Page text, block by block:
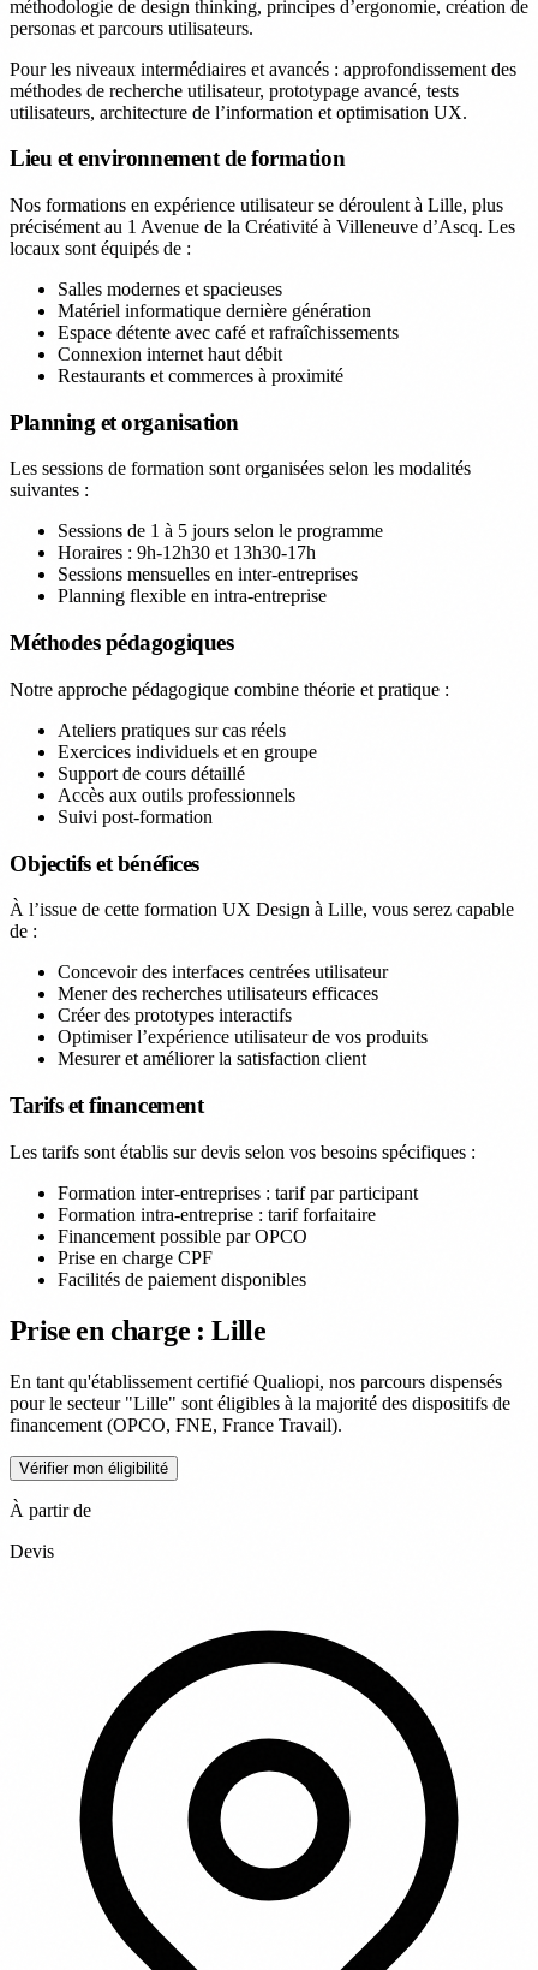
méthodologie de design thinking, principes d’ergonomie, création de
personas et parcours utilisateurs.
Pour les niveaux intermédiaires et avancés : approfondissement des
méthodes de recherche utilisateur, prototypage avancé, tests
utilisateurs, architecture de l’information et optimisation UX.
Lieu et environnement de formation
Nos formations en expérience utilisateur se déroulent à Lille, plus
précisément au 1 Avenue de la Créativité à Villeneuve d’Ascq. Les
locaux sont équipés de :
Salles modernes et spacieuses
Matériel informatique dernière génération
Espace détente avec café et rafraîchissements
Connexion internet haut débit
Restaurants et commerces à proximité
Planning et organisation
Les sessions de formation sont organisées selon les modalités
suivantes :
Sessions de 1 à 5 jours selon le programme
Horaires : 9h-12h30 et 13h30-17h
Sessions mensuelles en inter-entreprises
Planning flexible en intra-entreprise
Méthodes pédagogiques
Notre approche pédagogique combine théorie et pratique :
Ateliers pratiques sur cas réels
Exercices individuels et en groupe
Support de cours détaillé
Accès aux outils professionnels
Suivi post-formation
Objectifs et bénéfices
À l’issue de cette formation UX Design à Lille, vous serez capable
de :
Concevoir des interfaces centrées utilisateur
Mener des recherches utilisateurs efficaces
Créer des prototypes interactifs
Optimiser l’expérience utilisateur de vos produits
Mesurer et améliorer la satisfaction client
Tarifs et financement
Les tarifs sont établis sur devis selon vos besoins spécifiques :
Formation inter-entreprises : tarif par participant
Formation intra-entreprise : tarif forfaitaire
Financement possible par OPCO
Prise en charge CPF
Facilités de paiement disponibles
Prise en charge : Lille
En tant qu'établissement certifié Qualiopi, nos parcours dispensés
pour le secteur "Lille" sont éligibles à la majorité des dispositifs de
financement (OPCO, FNE, France Travail).
Vérifier mon éligibilité
À partir de
Devis